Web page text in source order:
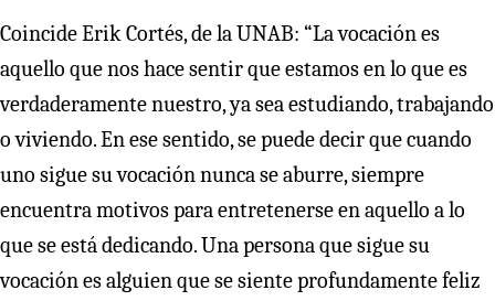
Coincide Erik Cortés, de la UNAB: “La vocación es
aquello que nos hace sentir que estamos en lo que es
verdaderamente nuestro, ya sea estudiando, trabajando
o viviendo. En ese sentido, se puede decir que cuando
uno sigue su vocación nunca se aburre, siempre
encuentra motivos para entretenerse en aquello a lo
que se está dedicando. Una persona que sigue su
vocación es alguien que se siente profundamente feliz